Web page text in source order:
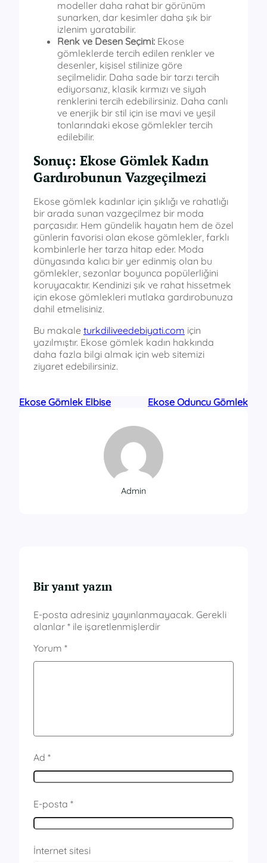
modeller daha rahat bir görünüm
sunarken, dar kesimler daha şık bir
izlenim yaratabilir.
Renk ve Desen Seçimi: Ekose
gömleklerde tercih edilen renkler ve
desenler, kişisel stilinize göre
seçilmelidir. Daha sade bir tarzı tercih
ediyorsanız, klasik kırmızı ve siyah
renklerini tercih edebilirsiniz. Daha canlı
ve enerjik bir stil için ise mavi ve yeşil
tonlarındaki ekose gömlekler tercih
edilebilir.
Sonuç: Ekose Gömlek Kadın
Gardırobunun Vazgeçilmezi
Ekose gömlek kadınlar için şıklığı ve rahatlığı
bir arada sunan vazgeçilmez bir moda
parçasıdır. Hem gündelik hayatın hem de özel
günlerin favorisi olan ekose gömlekler, farklı
kombinlerle her tarza hitap eder. Moda
dünyasında kalıcı bir yer edinmiş olan bu
gömlekler, sezonlar boyunca popülerliğini
koruyacaktır. Kendinizi şık ve rahat hissetmek
için ekose gömlekleri mutlaka gardırobunuza
dahil etmelisiniz.
Bu makale turkdiliveedebiyati.com için
yazılmıştır. Ekose gömlek kadın hakkında
daha fazla bilgi almak için web sitemizi
ziyaret edebilirsiniz.
Ekose Gömlek Elbise Ekose Oduncu Gömlek
Admin
Bir yanıt yazın
E-posta adresiniz yayınlanmayacak. Gerekli
alanlar * ile işaretlenmişlerdir
Yorum *
Ad *
E-posta *
İnternet sitesi